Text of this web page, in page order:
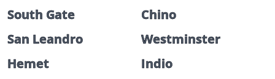
South Gate
Chino
San Leandro
Westminster
Hemet
Indio